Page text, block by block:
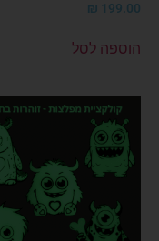
199.00
₪
הוספה לסל